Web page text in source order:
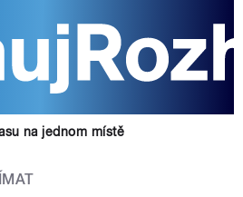
na jednom místě